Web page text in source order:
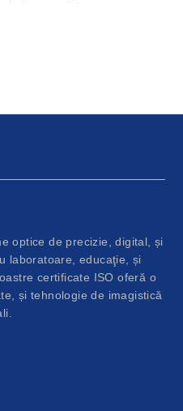
optice de precizie, digital, și
laboratoare, educaţie, și
certificate ISO oferă o
și tehnologie de imagistică